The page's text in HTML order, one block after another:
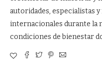
autoridades, especialistas
internacionales durante la
condiciones de bienestar